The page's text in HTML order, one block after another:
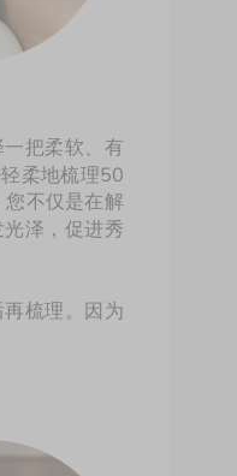
把柔软、有
柔地梳理50
您不仅是在解
泽，促进秀
梳理。因为